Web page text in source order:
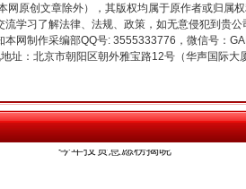
网原创文章除外），其版权均属于原作者或归属
学习了解法律、法规、政策，如无意侵犯到贵
网制作采编部QQ号: 3555333776，微信号：
址：北京市朝阳区朝外雅宝路12号（华声国际
今年投资意愿榜揭晓